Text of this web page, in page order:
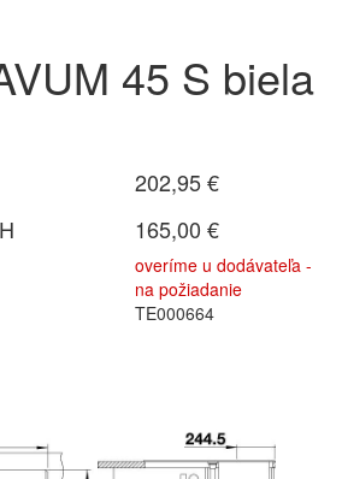
45 S biela
202,95 €
165,00 €
overíme u dodávateľa -
na požiadanie
TE000664